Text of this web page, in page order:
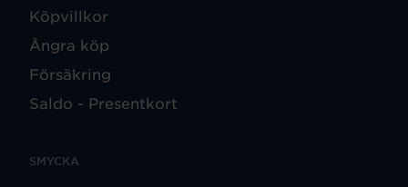
Köpvillkor
Ångra köp
Försäkring
Saldo - Presentkort
SMYCKA